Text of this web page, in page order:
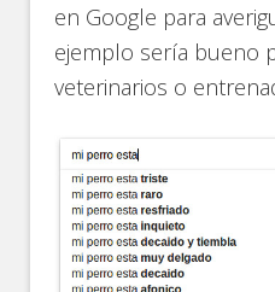
en Google para
ejemplo sería bueno
veterinarios o